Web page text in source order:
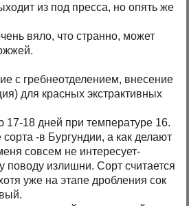
из под пресса, но опять же
вяло, что странно, может
с гребнеотделением, внесение
для красных экстрактивных
18 дней при температуре 16.
-в Бургундии, а как делают
совсем не интересует-
поводу излишни. Сорт считается
уже на этапе дробления сок